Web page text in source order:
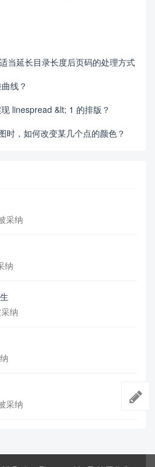
当延长目录长度后页码的处理方式
线？
linespread &lt; 1 的排版？
时，如何改变某几个点的颜色？
采纳
纳
纳
采纳